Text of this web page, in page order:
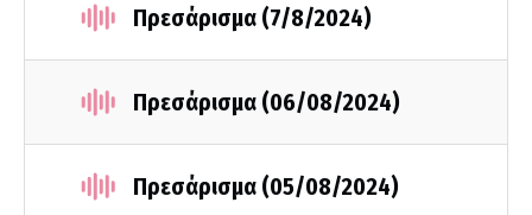
Πρεσάρισμα (7/8/2024)
Πρεσάρισμα (06/08/2024)
Πρεσάρισμα (05/08/2024)